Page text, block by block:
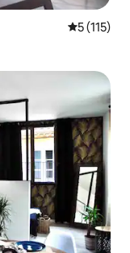
Meánrátáil
5 (115)